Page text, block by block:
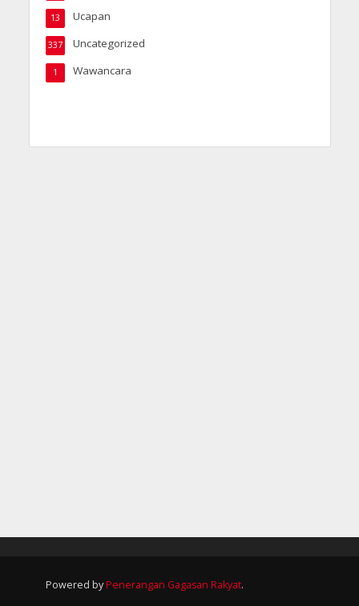
Ucapan
13
Uncategorized
337
Wawancara
1
Powered by Penerangan Gagasan Rakyat.